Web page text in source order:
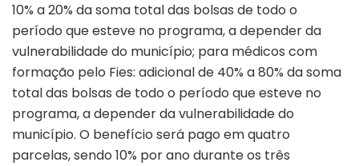
10% a 20% da soma total das bolsas de todo o
período que esteve no programa, a depender da
vulnerabilidade do município; para médicos com
formação pelo Fies: adicional de 40% a 80% da soma
total das bolsas de todo o período que esteve no
programa, a depender da vulnerabilidade do
município. O benefício será pago em quatro
parcelas, sendo 10% por ano durante os três